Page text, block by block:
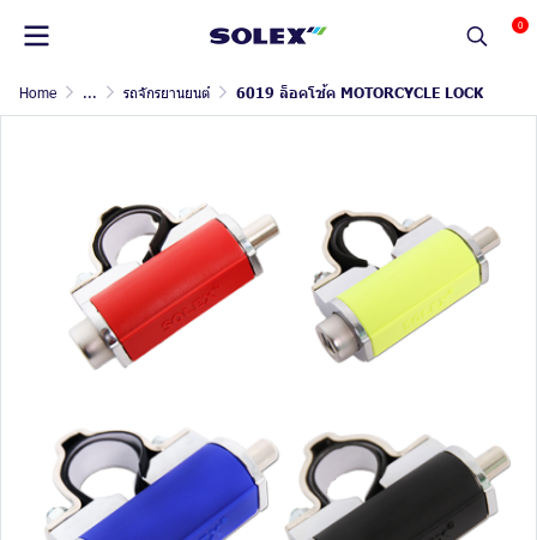
0
Home ... รถจักรยานยนต์ 6019 ล็อคโช้ค MOTORCYCLE LOCK